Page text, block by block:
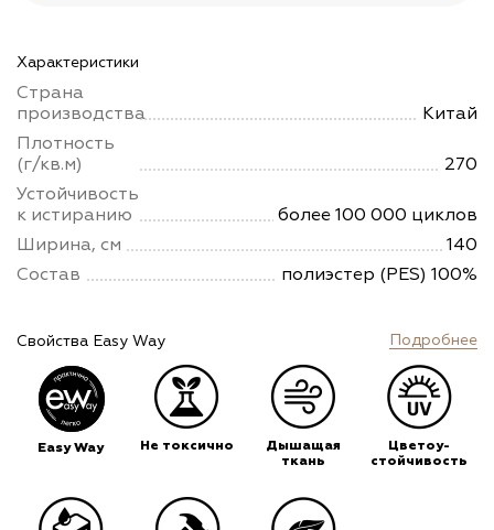
Характеристики
Страна
производства
Китай
Плотность
(г/кв.м)
270
Устойчивость
к истиранию
более 100 000 циклов
Ширина, см
140
Состав
полиэстер (PES) 100%
Свойства Easy Way Подробнее
Easy Way Не токсично
Дышащая
ткань
Цветоу-
стойчивость